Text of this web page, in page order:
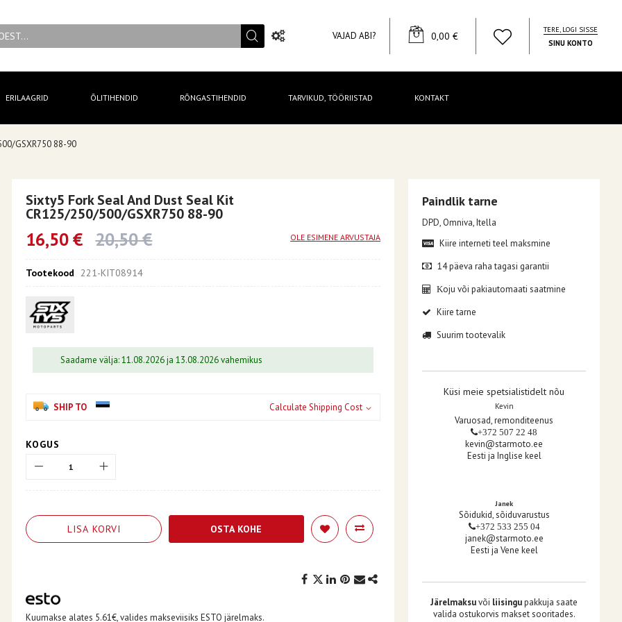
VAJAD ABI? YOUR CART
0,00 €
TERE, LOGI SISSE
SINU KONTO
ERILAAGRID ÕLITIHENDID RÕNGASTIHENDID TARVIKUD, TÖÖRIISTAD KONTAKT
GSXR750 88-90
Sixty5 Fork Seal And Dust Seal Kit
CR125/250/500/GSXR750 88-90
16,50 € 20,50 € OLE ESIMENE ARVUSTAJA
Tootekood 221-KIT08914
Saadame välja: 11.08.2026 ja 13.08.2026 vahemikus
SHIP TO Calculate Shipping Cost
KOGUS
LISA KORVI OSTA KOHE
Kuumakse alates 5.61€, valides makseviisiks ESTO järelmaks.
Paindlik tarne
DPD, Omniva, Itella
Kiire interneti teel maksmine
14 päeva raha tagasi garantii
Koju või pakiautomaati saatmine
Kiire tarne
Suurim tootevalik
Küsi meie spetsialistidelt nõu
Kevin
Varuosad, remonditeenus
+372 507 22 48
kevin@starmoto.ee
Eesti ja Inglise keel
Janek
Sõidukid, sõiduvarustus
+372 533 255 04
janek@starmoto.ee
Eesti ja Vene keel
Järelmaksuvõi liisingupakkuja saate
valida ostukorvis makset sooritades.